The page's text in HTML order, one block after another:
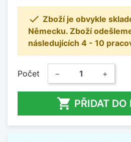
 Zboží je obvykle
Německu. Zboží
následujících 4 - 10
Počet − +
 PŘIDAT DO